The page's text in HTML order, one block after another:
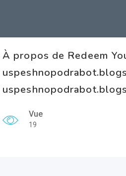
À propos de Redeem
Vue
19